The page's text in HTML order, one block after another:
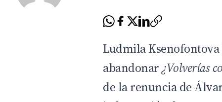
Ludmila
abandonar¿Volverías
de la renuncia de